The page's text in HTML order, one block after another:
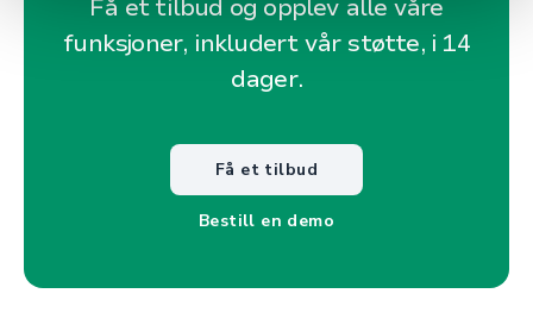
Få et tilbud og opplev alle våre
funksjoner, inkludert vår støtte, i 14
dager.
Få et tilbud
Bestill en demo